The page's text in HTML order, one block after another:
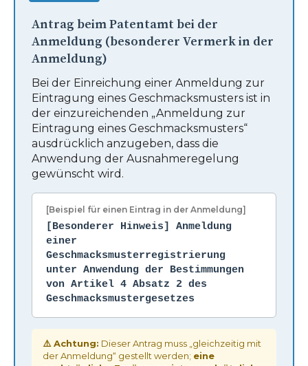
Antrag beim Patentamt bei der
Anmeldung (besonderer Vermerk in der
Anmeldung)
Bei der Einreichung einer Anmeldung zur
Eintragung eines Geschmacksmusters ist in
der einzureichenden „Anmeldung zur
Eintragung eines Geschmacksmusters“
ausdrücklich anzugeben, dass die
Anwendung der Ausnahmeregelung
gewünscht wird.
[Beispiel für einen Eintrag in der Anmeldung]
[Besonderer Hinweis] Anmeldung
einer
Geschmacksmusterregistrierung
unter Anwendung der Bestimmungen
von Artikel 4 Absatz 2 des
Geschmacksmustergesetzes
⚠️ Achtung: Dieser Antrag muss „gleichzeitig mit
der Anmeldung“ gestellt werden; eine